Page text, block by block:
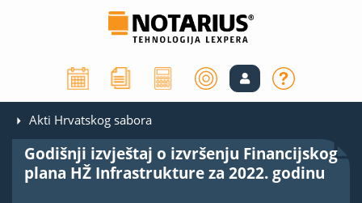
Akti Hrvatskog sabora
Godišnji izvještaj o izvršenju Financijskog
plana HŽ Infrastrukture za 2022. godinu